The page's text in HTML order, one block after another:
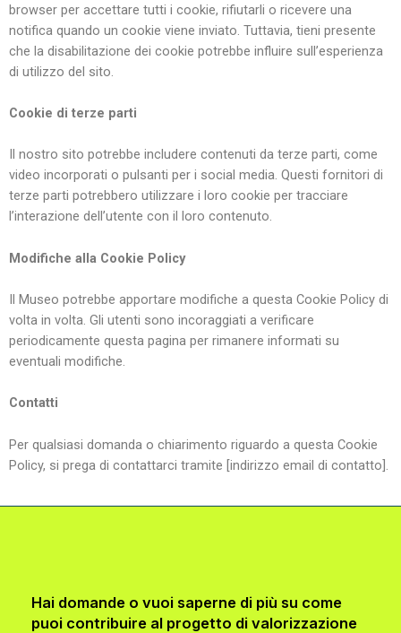
browser per accettare tutti i cookie, rifiutarli o ricevere una
notifica quando un cookie viene inviato. Tuttavia, tieni presente
che la disabilitazione dei cookie potrebbe influire sull’esperienza
di utilizzo del sito.
Cookie di terze parti
Il nostro sito potrebbe includere contenuti da terze parti, come
video incorporati o pulsanti per i social media. Questi fornitori di
terze parti potrebbero utilizzare i loro cookie per tracciare
l’interazione dell’utente con il loro contenuto.
Modifiche alla Cookie Policy
Il Museo potrebbe apportare modifiche a questa Cookie Policy di
volta in volta. Gli utenti sono incoraggiati a verificare
periodicamente questa pagina per rimanere informati su
eventuali modifiche.
Contatti
Per qualsiasi domanda o chiarimento riguardo a questa Cookie
Policy, si prega di contattarci tramite [indirizzo email di contatto].
Hai domande o vuoi saperne di più su come
puoi contribuire al progetto di valorizzazione